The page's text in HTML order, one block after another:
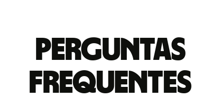
Perguntas
frequentes